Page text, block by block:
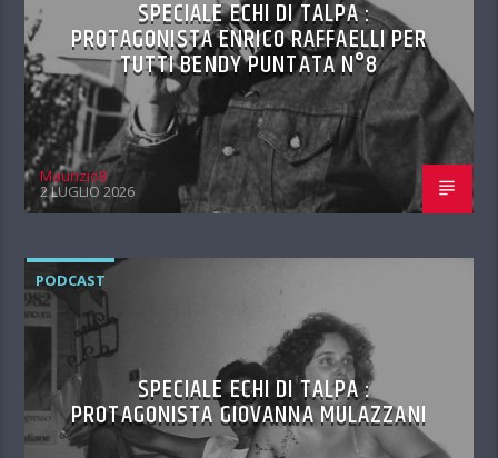
SPECIALE ECHI DI TALPA :
PROTAGONISTA ENRICO RAFFAELLI PER
TUTTI BENDY PUNTATA N°8
MaurizioB
2 LUGLIO 2026
PODCAST
SPECIALE ECHI DI TALPA :
PROTAGONISTA GIOVANNA MULAZZANI